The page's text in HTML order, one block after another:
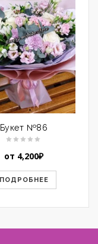
Букет №86
от 4,200₽
ПОДРОБНЕЕ